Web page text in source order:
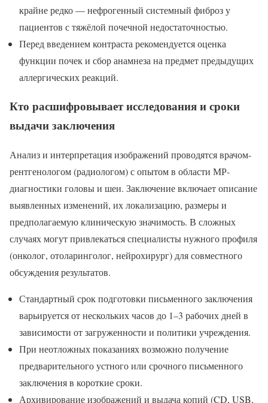
крайне редко — нефрогенный системный фиброз у
пациентов с тяжёлой почечной недостаточностью.
Перед введением контраста рекомендуется оценка
функции почек и сбор анамнеза на предмет предыдущих
аллергических реакций.
Кто расшифровывает исследования и сроки
выдачи заключения
Анализ и интерпретация изображений проводятся врачом-
рентгенологом (радиологом) с опытом в области МР-
диагностики головы и шеи. Заключение включает описание
выявленных изменений, их локализацию, размеры и
предполагаемую клиническую значимость. В сложных
случаях могут привлекаться специалисты нужного профиля
(онколог, отоларинголог, нейрохирург) для совместного
обсуждения результатов.
Стандартный срок подготовки письменного заключения
варьируется от нескольких часов до 1–3 рабочих дней в
зависимости от загруженности и политики учреждения.
При неотложных показаниях возможно получение
предварительного устного или срочного письменного
заключения в короткие сроки.
Архивирование изображений и выдача копий (CD, USB,